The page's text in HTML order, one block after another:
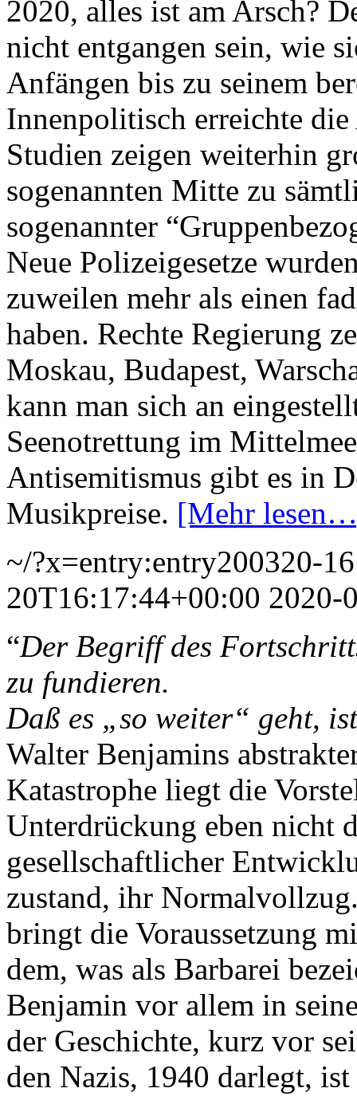
2020, alles ist am Arsch?
nicht entgangen sein, wie
Anfängen bis zu seinem
Innenpolitisch erreichte
Studien zeigen weiterhin
sogenannten Mitte zu
sogenannter
Neue Polizeigesetze
zuweilen mehr als einen
haben. Rechte Regierung
Moskau, Budapest,
kann man sich an
Seenotrettung im
Antisemitismus gibt es in
Musikpreise. [Mehr
~/?x=entry:entry200320-
20T16:17:44+00:00 2020-
“Der Begriff des
zu fundieren.
Daß es „so weiter“ geht,
Walter Benjamins
Katastrophe liegt die
Unterdrückung eben nicht
gesellschaftlicher
zustand, ihr
bringt die Voraussetzung
dem, was als Barbarei
Benjamin vor allem in
der Geschichte, kurz vor
den Nazis, 1940 darlegt,